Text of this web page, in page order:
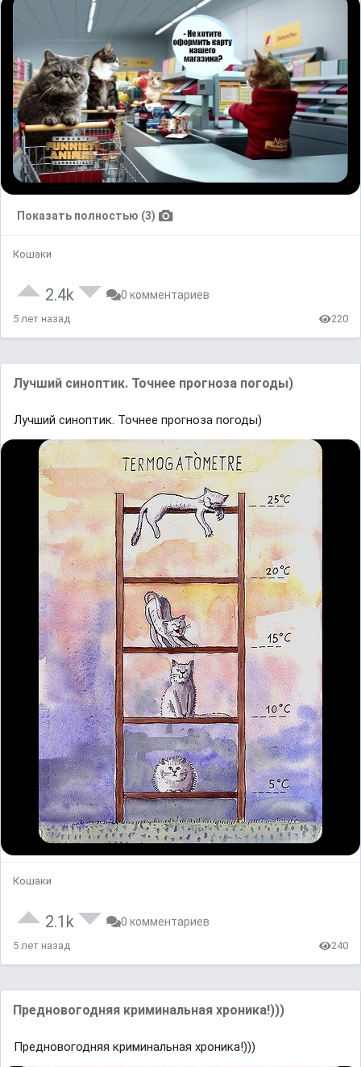
Показать полностью (3)
Кошаки
2.4k 0 комментариев
5 лет назад 220
Лучший синоптик. Точнее прогноза погоды)
Лучший синоптик. Точнее прогноза погоды)
Кошаки
2.1k 0 комментариев
5 лет назад 240
Предновогодняя криминальная хроника!)))
Предновогодняя криминальная хроника!)))